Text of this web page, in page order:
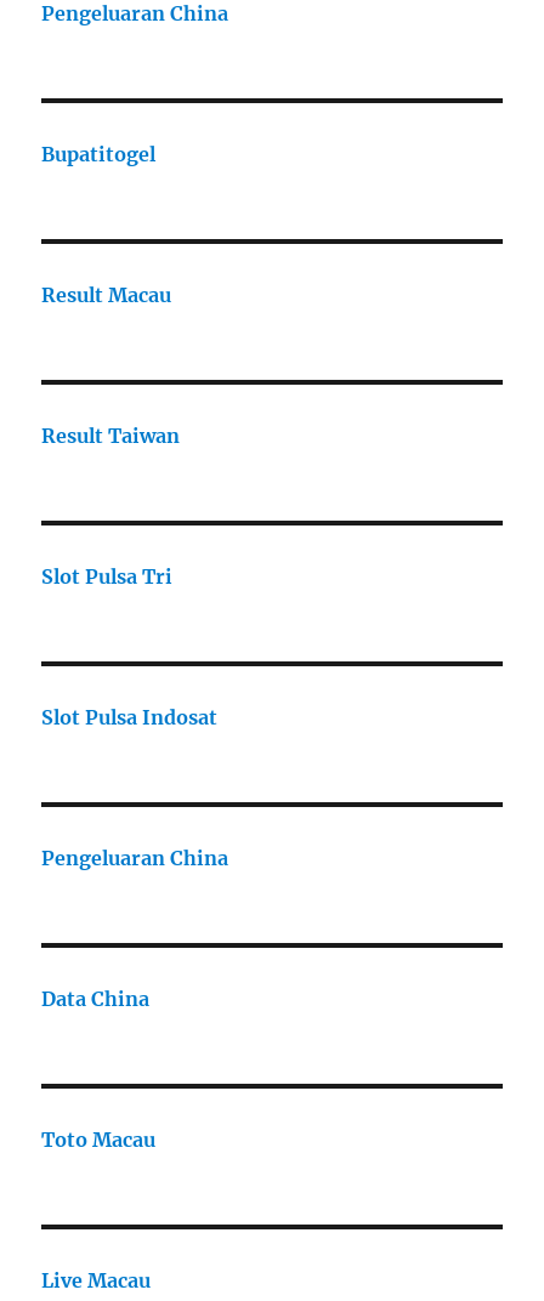
Pengeluaran China
Bupatitogel
Result Macau
Result Taiwan
Slot Pulsa Tri
Slot Pulsa Indosat
Pengeluaran China
Data China
Toto Macau
Live Macau